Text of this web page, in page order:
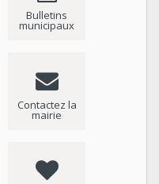
Bulletins
municipaux
Contactez la
mairie